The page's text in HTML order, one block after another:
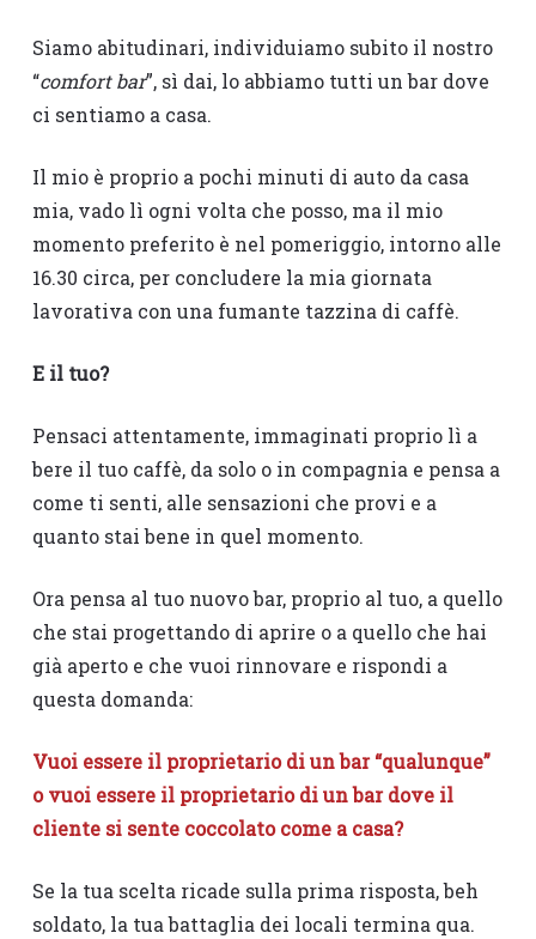
Siamo abitudinari, individuiamo subito il nostro
“comfort bar”, sì dai, lo abbiamo tutti un bar dove
ci sentiamo a casa.
Il mio è proprio a pochi minuti di auto da casa
mia, vado lì ogni volta che posso, ma il mio
momento preferito è nel pomeriggio, intorno alle
16.30 circa, per concludere la mia giornata
lavorativa con una fumante tazzina di caffè.
E il tuo?
Pensaci attentamente, immaginati proprio lì a
bere il tuo caffè, da solo o in compagnia e pensa a
come ti senti, alle sensazioni che provi e a
quanto stai bene in quel momento.
Ora pensa al tuo nuovo bar, proprio al tuo, a quello
che stai progettando di aprire o a quello che hai
già aperto e che vuoi rinnovare e rispondi a
questa domanda:
Vuoi essere il proprietario di un bar “qualunque”
o vuoi essere il proprietario di un bar dove il
cliente si sente coccolato come a casa?
Se la tua scelta ricade sulla prima risposta, beh
soldato, la tua battaglia dei locali termina qua.